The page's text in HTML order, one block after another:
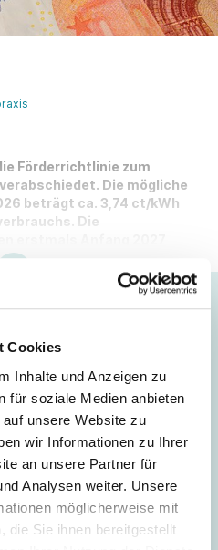
Cookies
Inhalte und Anzeigen zu
für soziale Medien anbieten
unsere Website zu
wir Informationen zu Ihrer
an unsere Partner für
Analysen weiter. Unsere
möglicherweise mit
die Sie ihnen bereitgestellt
Förderrichtlinie zum
Die mögliche
beträgt ca. 3,74 ct/kWh
Die
2026 gestellt werden.
für Mitglieder sichtbar.